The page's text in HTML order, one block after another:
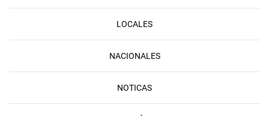
LOCALES
NACIONALES
NOTICAS